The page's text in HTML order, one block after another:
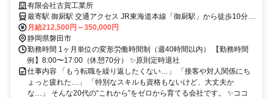
業手当全額支給
有限会社古賀工業所
最寄駅 御厨駅 交通アクセス JR東海道本線「御厨駅」から徒歩10分前
月給212,500円～350,000円
静岡県磐田市
勤務時間 1ヶ月単位の変形労働時間制（週40時間以内） 【勤務時間
例】8:00〜17:00（休憩70分） ✨原則定時退社
仕事内容 「もう転職を繰り返したくない…」 「接客や対人関係にち
ょっと疲れた…」 「特別なスキルも資格もないけど、大丈夫か
な…」 そんな20代の“これから”をゼロから育てる会社です。 ✨ココ